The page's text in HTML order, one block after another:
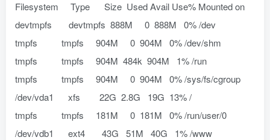
Filesystem Type Size Used Avail Use% Mounted on
devtmpfs devtmpfs 888M 0 888M 0% /dev
tmpfs tmpfs 904M 0 904M 0% /dev/shm
tmpfs tmpfs 904M 484k 904M 1% /run
tmpfs tmpfs 904M 0 904M 0% /sys/fs/cgroup
/dev/vda1 xfs 22G 2.8G 19G 13% /
tmpfs tmpfs 181M 0 181M 0% /run/user/0
/dev/vdb1 ext4 43G 51M 40G 1% /www